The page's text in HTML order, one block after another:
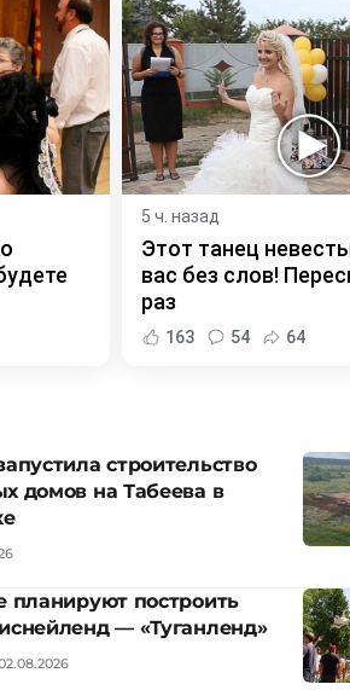
5 ч. назад
Этот танец
вас без слов!
раз
163 54 64
строительство
домов на Табеева в
планируют построить
— «Туганленд»